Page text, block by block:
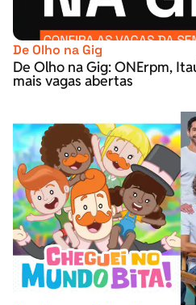
De Olho na Gig
De Olho na Gig: ONErpm,
mais vagas abertas